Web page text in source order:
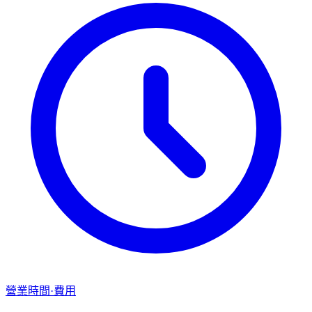
營業時間·費用